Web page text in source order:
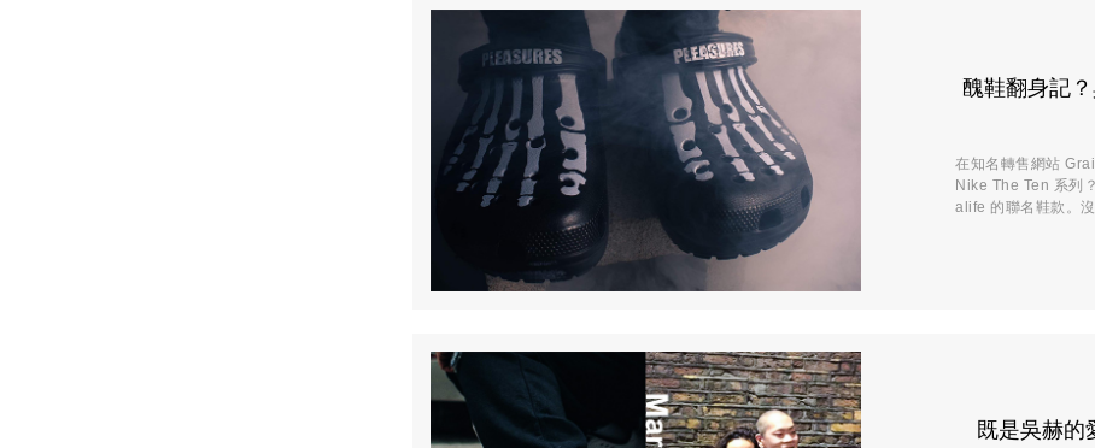
醜鞋翻身記
在知名轉售網站
Nike The Ten 系列
alife 的聯名鞋款。
既是吳赫